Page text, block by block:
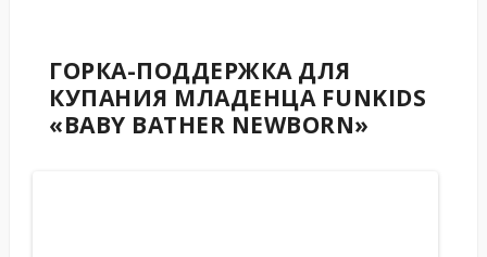
ГОРКА-ПОДДЕРЖКА ДЛЯ
КУПАНИЯ МЛАДЕНЦА FUNKIDS
«BABY BATHER NEWBORN»